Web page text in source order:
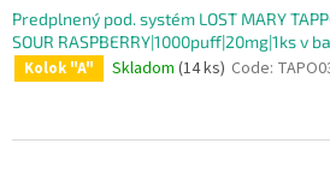
Predplnený pod. systém LOST MARY
SOUR RASPBERRY|1000puff|20mg|1ks v
Kolok "A" Skladom (14 ks) Code: